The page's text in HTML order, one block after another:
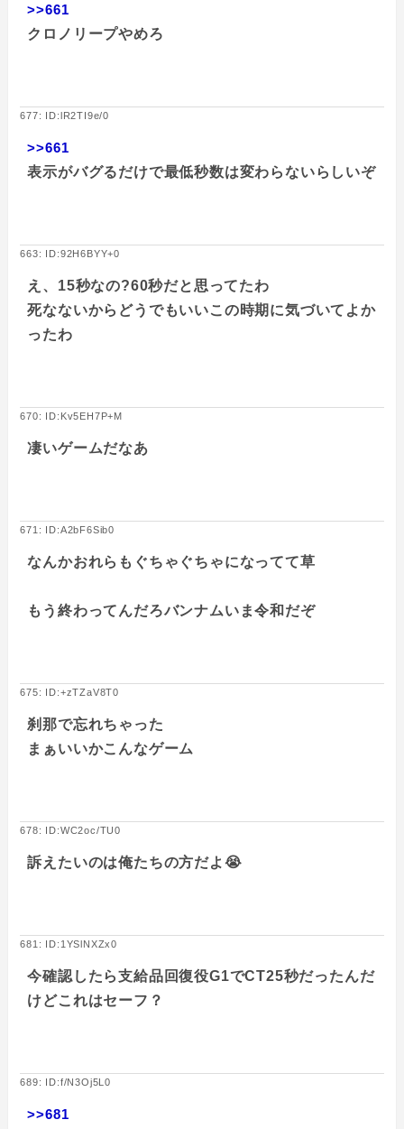
>>661
クロノリープやめろ
677: ID:lR2TI9e/0
>>661
表示がバグるだけで最低秒数は変わらないらしいぞ
663: ID:92H6BYY+0
え、15秒なの?60秒だと思ってたわ
死なないからどうでもいいこの時期に気づいてよか
ったわ
670: ID:Kv5EH7P+M
凄いゲームだなあ
671: ID:A2bF6Sib0
なんかおれらもぐちゃぐちゃになってて草
もう終わってんだろバンナムいま令和だぞ
675: ID:+zTZaV8T0
刹那で忘れちゃった
まぁいいかこんなゲーム
678: ID:WC2oc/TU0
訴えたいのは俺たちの方だよ😭
681: ID:1YSlNXZx0
今確認したら支給品回復役G1でCT25秒だったんだ
けどこれはセーフ？
689: ID:f/N3Oj5L0
>>681